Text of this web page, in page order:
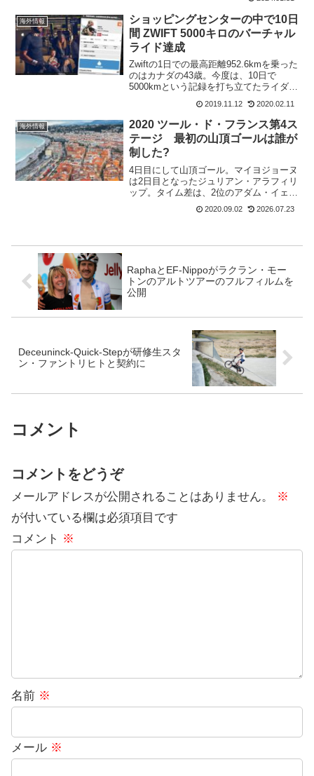
ルロードで200kmを越えるコースは過酷
を極めそうだ。2024 ストラーデ・ビアン
ケ...
海外情報
ショッピングセンターの中で10日
間 ZWIFT 5000キロのバーチャル
ライド達成
Zwiftの1日での最高距離952.6kmを乗った
のはカナダの43歳。今度は、10日で
5000kmという記録を打ち立てたライダー
が現れた。記録を作ったのは、デンマー
クのMichael Knudsen 31歳。まあ、普通
のサイクリストではなく...
2019.11.12 2020.02.11
海外情報
2020 ツール・ド・フランス第4ス
テージ 最初の山頂ゴールは誰が
制した?
4日目にして山頂ゴール。マイヨジョーヌ
は2日目となったジュリアン・アラフィリ
ップ。タイム差は、2位のアダム・イェー
ツに4秒。3位のマルク・ヒルシに7秒。4
位以下には17秒差で32人が並んでいる。
2020.09.02 2026.07.23
RaphaとEF-Nippoがラクラン・モー
トンのアルトツアーのフルフィルムを
公開
Deceuninck-Quick-Stepが研修生スタ
ン・ファントリヒトと契約に
コメント
コメントをどうぞ
メールアドレスが公開されることはありません。
※
が付いている欄は必須項目です
コメント ※
名前 ※
メール ※